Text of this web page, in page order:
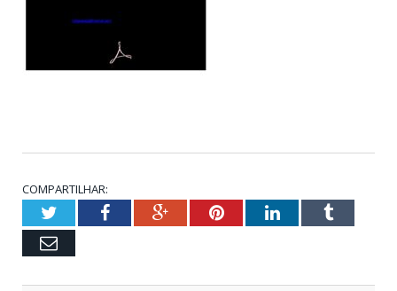
COMPARTILHAR:
TwitterFacebookGoogle+PinterestLinkedInTumblr
Email